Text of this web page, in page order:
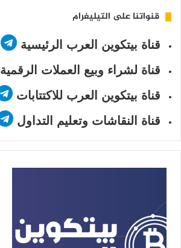
قنواتنا على التيليغرام
قناة بيتكوين العرب الرئيسية
قناة لشراء وبيع العملات الرقمية
قناة بيتكوين العرب للاكتتابات
قناة النقاشات وتعليم التداول